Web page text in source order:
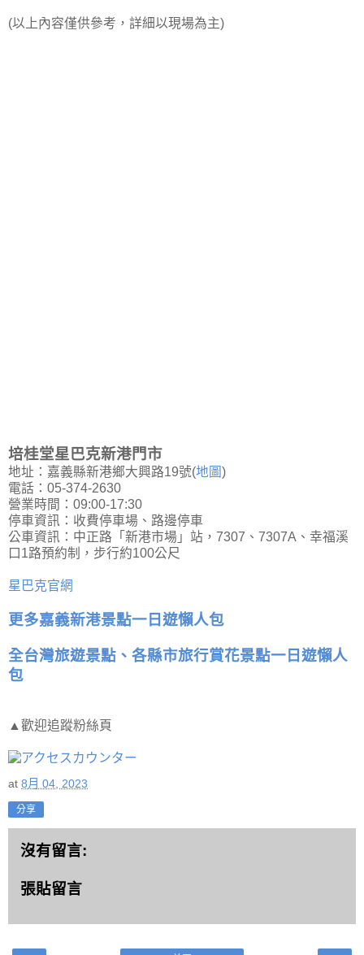
(以上內容僅供參考，詳細以現場為主)
培桂堂星巴克新港門市
地址：嘉義縣新港鄉大興路19號(地圖)
電話：05-374-2630
營業時間：09:00-17:30
停車資訊：收費停車場、路邊停車
公車資訊：中正路「新港市場」站，7307、7307A、幸福溪
口1路預約制，步行約100公尺
星巴克官網
更多嘉義新港景點一日遊懶人包
全台灣旅遊景點、各縣市旅行賞花景點一日遊懶人
包
▲歡迎追蹤粉絲頁
at 8月 04, 2023
分享
沒有留言:
張貼留言